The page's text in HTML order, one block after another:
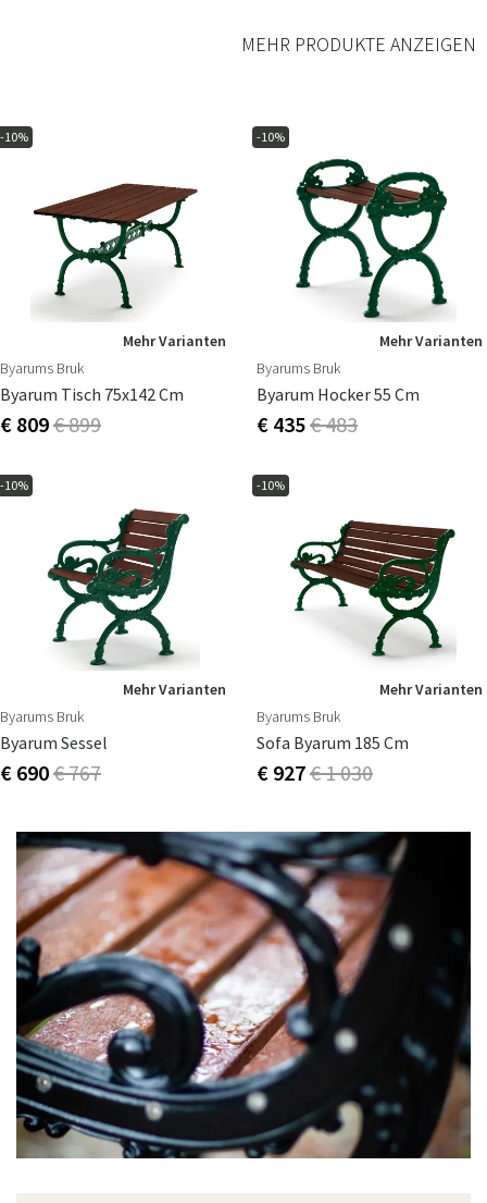
MEHR PRODUKTE ANZEIGEN
-10%
Mehr Varianten
Byarums Bruk
Byarum Tisch 75x142 Cm
€ 809€ 899
-10%
Mehr Varianten
Byarums Bruk
Byarum Hocker 55 Cm
€ 435€ 483
-10%
Mehr Varianten
Byarums Bruk
Byarum Sessel
€ 690€ 767
-10%
Mehr Varianten
Byarums Bruk
Sofa Byarum 185 Cm
€ 927€ 1 030